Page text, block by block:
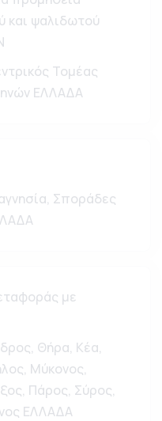
και ψαλιδωτού
Τομέας
ΕΛΛΑΔΑ
Σποράδες
με
Θήρα, Κέα,
Μύκονος,
Πάρος, Σύρος,
ΕΛΛΑΔΑ